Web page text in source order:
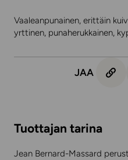
Vaaleanpunainen, erittäin
yrttinen, punaherukkainen,
JAA
Tuottajan tarina
Jean Bernard-Massard